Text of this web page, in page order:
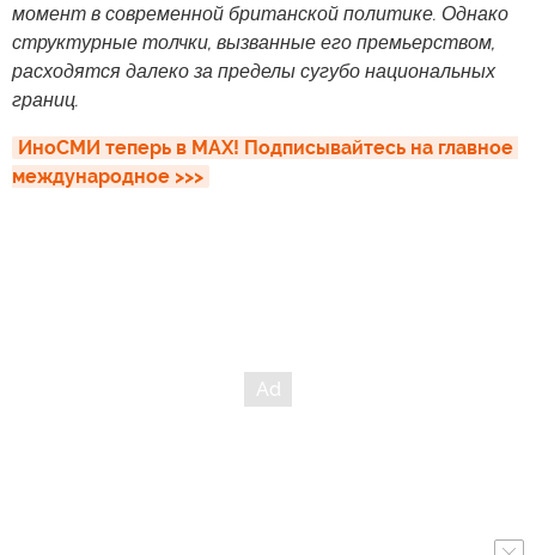
момент в современной британской политике. Однако
структурные толчки, вызванные его премьерством,
расходятся далеко за пределы сугубо национальных
границ.
ИноСМИ теперь в MAX! Подписывайтесь на главное
международное >>>